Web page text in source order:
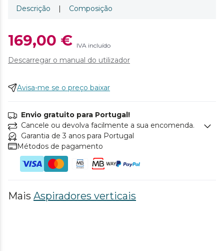
Descrição | Composição
169,00 € IVA incluído
Descarregar o manual do utilizador
Avisa-me se o preço baixar
Envio gratuito para Portugal!
Cancele ou devolva facilmente a sua encomenda.
Garantia de 3 anos para Portugal
Métodos de pagamento
Mais Aspiradores verticais